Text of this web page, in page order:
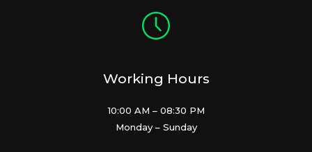
Working Hours
10:00 AM – 08:30 PM
Monday – Sunday